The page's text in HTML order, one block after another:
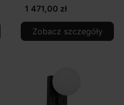
1 471,00 zł
Zobacz szczegóły